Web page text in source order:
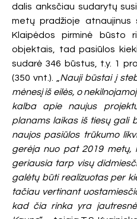
dalis anksčiau sudarytų
metų pradžioje atnaujinus
Klaipėdos pirminė būsto
objektais, tad pasiūlos
sudarė 346 būstus, t.y. 1
(350 vnt.). „ Nauji būstai į
mėnesį iš eilės, o
kalba apie naujus
planams laikas iš tiesų gali
naujos pasiūlos trūkumo
gerėja nuo pat 2019 metų,
geriausia tarp visų
galėtų būti realizuotas per
tačiau vertinant
kad čia rinka yra